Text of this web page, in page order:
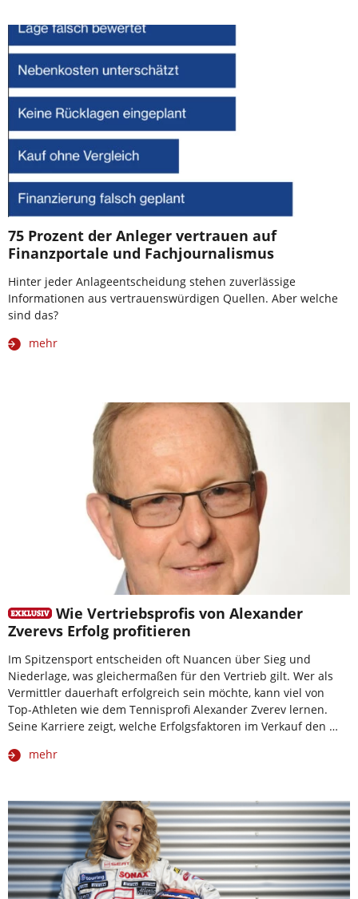
75 Prozent der Anleger vertrauen auf
Finanzportale und Fachjournalismus
Hinter jeder Anlageentscheidung stehen zuverlässige
Informationen aus vertrauenswürdigen Quellen. Aber welche
sind das?
mehr
Wie Vertriebsprofis von Alexander
Zverevs Erfolg profitieren
Im Spitzensport entscheiden oft Nuancen über Sieg und
Niederlage, was gleichermaßen für den Vertrieb gilt. Wer als
Vermittler dauerhaft erfolgreich sein möchte, kann viel von
Top-Athleten wie dem Tennisprofi Alexander Zverev lernen.
Seine Karriere zeigt, welche Erfolgsfaktoren im Verkauf den …
mehr